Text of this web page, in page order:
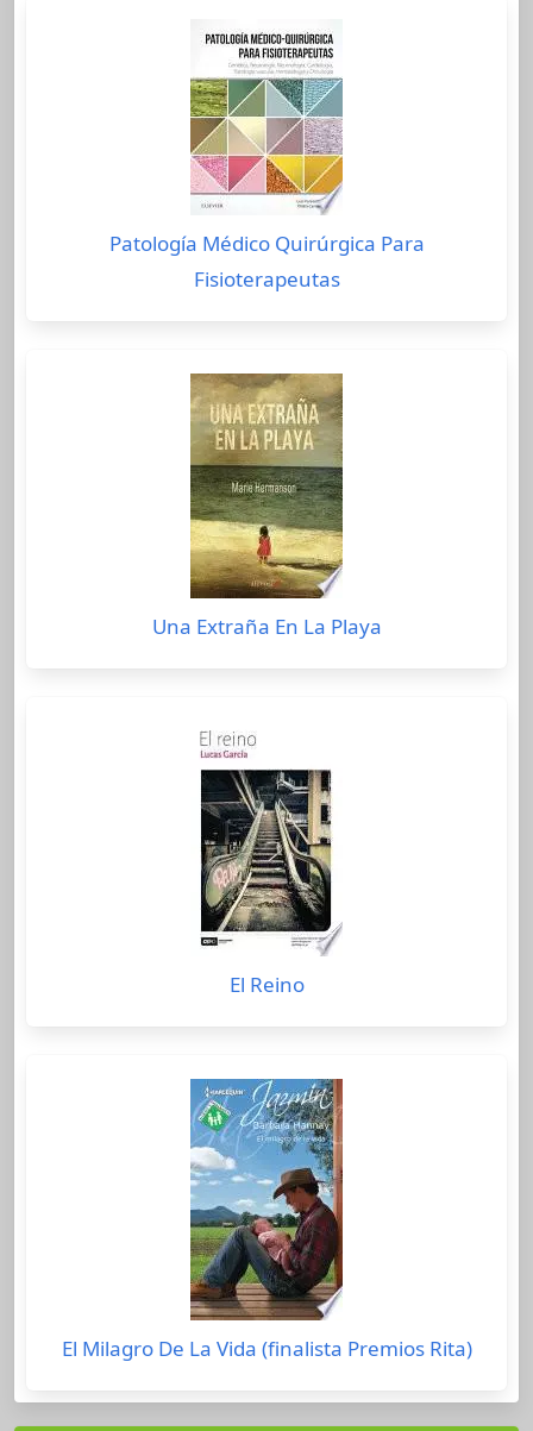
Patología Médico Quirúrgica Para
Fisioterapeutas
Una Extraña En La Playa
El Reino
El Milagro De La Vida (finalista Premios Rita)